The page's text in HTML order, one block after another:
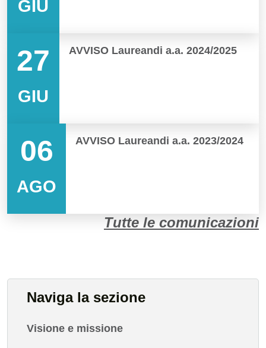
GIU
27
GIU
AVVISO Laureandi a.a. 2024/2025
06
AGO
AVVISO Laureandi a.a. 2023/2024
Tutte le comunicazioni
Naviga la sezione
Visione e missione